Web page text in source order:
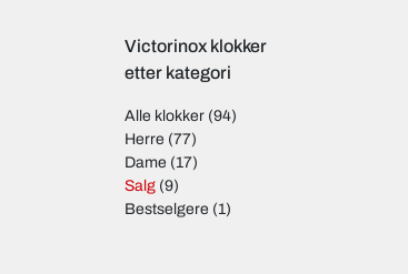
Victorinox klokker
etter kategori
Alle klokker (94)
Herre (77)
Dame (17)
Salg (9)
Bestselgere (1)